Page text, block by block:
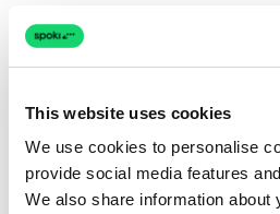
This website uses cookies
We use cookies to personalise
provide social media features
We also share information about